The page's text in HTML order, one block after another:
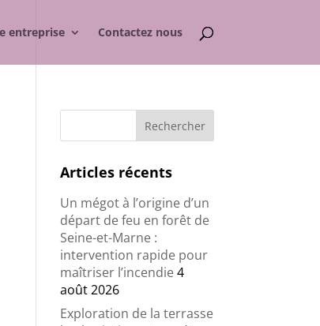
entreprise Contactez nous
Articles récents
Un mégot à l’origine d’un
départ de feu en forêt de
Seine-et-Marne :
intervention rapide pour
maîtriser l’incendie4
août 2026
Exploration de la terrasse